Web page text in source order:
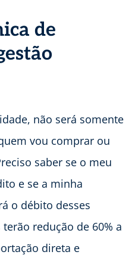
de
não será somente
vou comprar ou
saber se o meu
e se a minha
o débito desses
redução de 60% a
direta e